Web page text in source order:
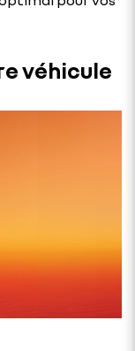
véhicule